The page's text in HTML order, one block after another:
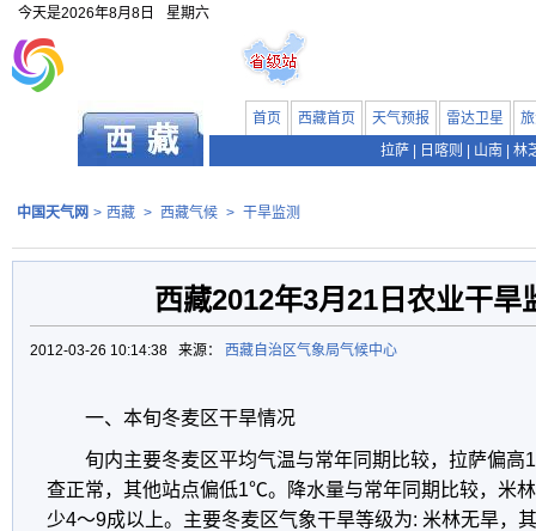
今天是2026年8月8日 星期六
首页 西藏首页 天气预报 雷达卫星
拉萨
日喀则 山南 林
中国天气网 > 西藏 > 西藏气候 > 干旱监测
西藏2012年3月21日农业干旱
2012-03-26 10:14:38 来源： 西藏自治区气象局气候中心
一、本旬冬麦区干旱情况
旬内主要冬麦区平均气温与常年同期比较，拉萨偏
查正常，其他站点偏低1℃。降水量与常年同期比较，米
少4～9成以上。主要冬麦区气象干旱等级为: 米林无旱，